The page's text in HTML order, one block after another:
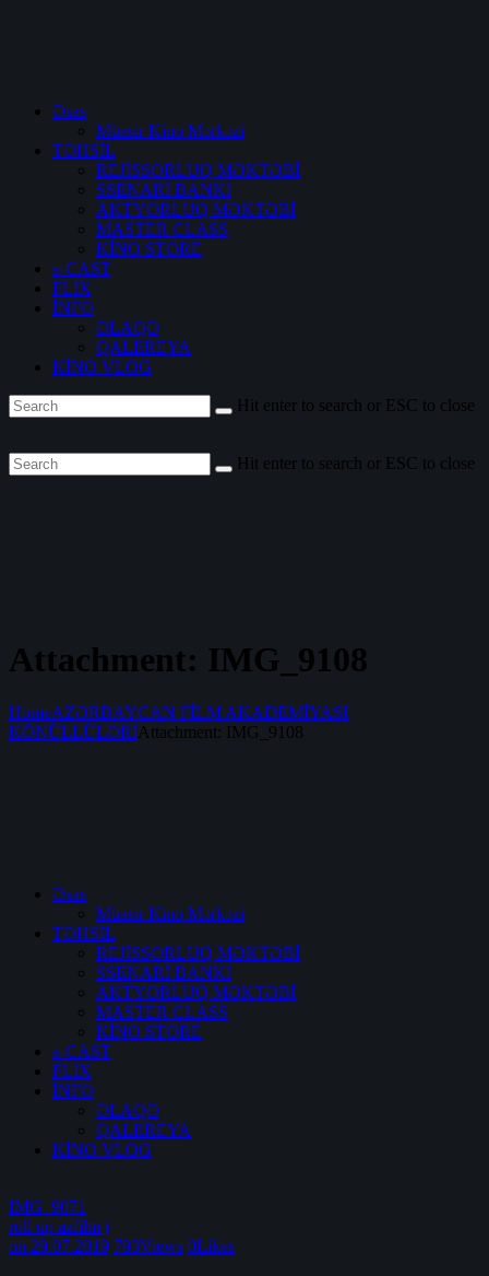
Əsas
Müasir Kino Mərkəzi
TƏHSİL
REJİSSORLUQ MƏKTƏBİ
SSENARİ BANKI
AKTYORLUQ MƏKTƏBİ
MASTER CLASS
KİNO STORE
e-CAST
FLIX
İNFO
ƏLAQƏ
QALEREYA
KİNO VLOG
Hit enter to search or ESC to close
Hit enter to search or ESC to close
Attachment: IMG_9108
HomeAZƏRBAYCAN FİLM AKADEMİYASI
KÖNÜLLÜLƏRİAttachment: IMG_9108
Əsas
Müasir Kino Mərkəzi
TƏHSİL
REJİSSORLUQ MƏKTƏBİ
SSENARİ BANKI
AKTYORLUQ MƏKTƏBİ
MASTER CLASS
KİNO STORE
e-CAST
FLIX
İNFO
ƏLAQƏ
QALEREYA
KİNO VLOG
IMG_9071
roll up azfilm j
on 29.07.2019 793Views 0Likes